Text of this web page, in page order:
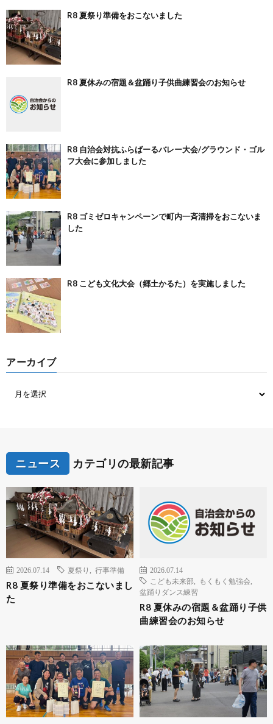
R8 夏祭り準備をおこないました
R8 夏休みの宿題＆盆踊り子供曲練習会のお知らせ
R8 自治会対抗ふらばーるバレー大会/グラウンド・ゴル
フ大会に参加しました
R8 ゴミゼロキャンペーンで町内一斉清掃をおこないま
した
R8 こども文化大会（郷土かるた）を実施しました
アーカイブ
ニュース カテゴリの最新記事
2026.07.14 夏祭り 行事準備
R8 夏祭り準備をおこないまし
た
2026.07.14
こども未来部
もくもく勉強会
盆踊りダンス練習
R8 夏休みの宿題＆盆踊り子供
曲練習会のお知らせ